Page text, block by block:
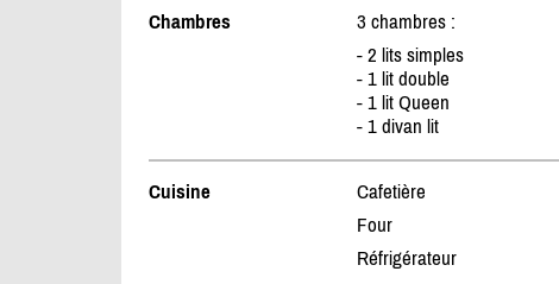
Chambres
3 chambres :
- 2 lits simples
- 1 lit double
- 1 lit Queen
- 1 divan lit
Cuisine Cafetière
Four
Réfrigérateur